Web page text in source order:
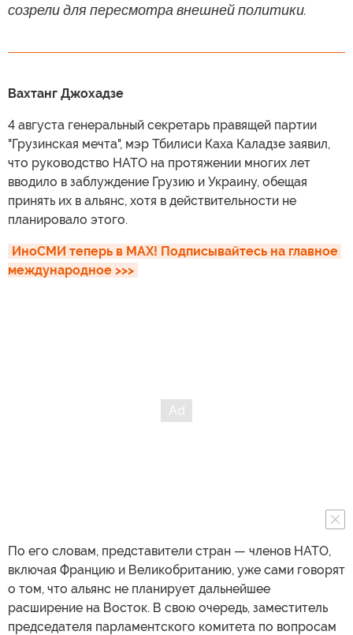
созрели для пересмотра внешней политики.
Вахтанг Джохадзе
4 августа генеральный секретарь правящей партии
"Грузинская мечта", мэр Тбилиси Каха Каладзе заявил,
что руководство НАТО на протяжении многих лет
вводило в заблуждение Грузию и Украину, обещая
принять их в альянс, хотя в действительности не
планировало этого.
ИноСМИ теперь в MAX! Подписывайтесь на главное
международное >>>
По его словам, представители стран — членов НАТО,
включая Францию и Великобританию, уже сами говорят
о том, что альянс не планирует дальнейшее
расширение на Восток. В свою очередь, заместитель
председателя парламентского комитета по вопросам